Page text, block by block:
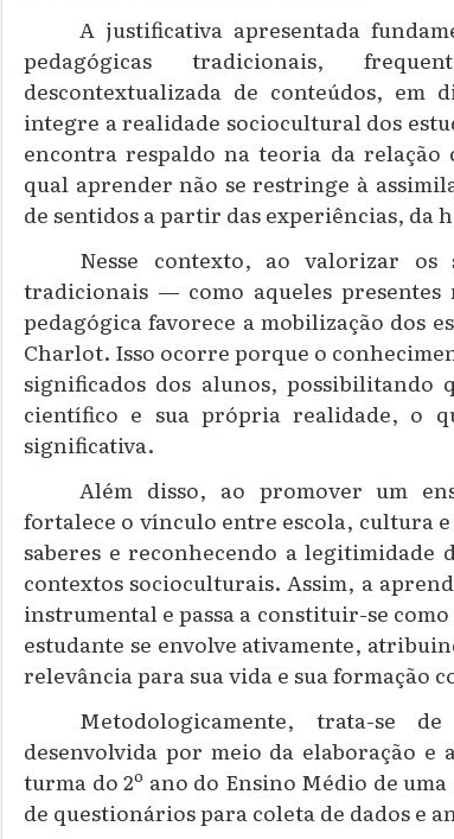
A justificativa apresentada
pedagógicas tradicionais,
descontextualizada de conteúdos, em
integre a realidade sociocultural dos
encontra respaldo na teoria da relação
qual aprender não se restringe à
de sentidos a partir das experiências, da
Nesse contexto, ao valorizar os
tradicionais — como aqueles
pedagógica favorece a mobilização dos
Charlot. Isso ocorre porque o
significados dos alunos, possibilitando
científico e sua própria realidade, o
significativa.
Além disso, ao promover um
fortalece o vínculo entre escola, cultura
saberes e reconhecendo a legitimidade
contextos socioculturais. Assim, a
instrumental e passa a constituir-se
estudante se envolve ativamente,
relevância para sua vida e sua formação
Metodologicamente, trata-se
desenvolvida por meio da elaboração e
turma do 2º ano do Ensino Médio de
de questionários para coleta de dados e